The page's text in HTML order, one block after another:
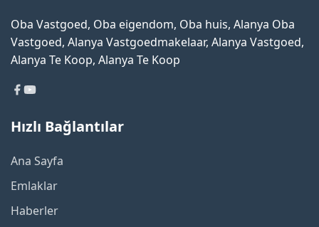
Oba Vastgoed, Oba eigendom, Oba huis, Alanya Oba
Vastgoed, Alanya Vastgoedmakelaar, Alanya Vastgoed,
Alanya Te Koop, Alanya Te Koop
Hızlı Bağlantılar
Ana Sayfa
Emlaklar
Haberler